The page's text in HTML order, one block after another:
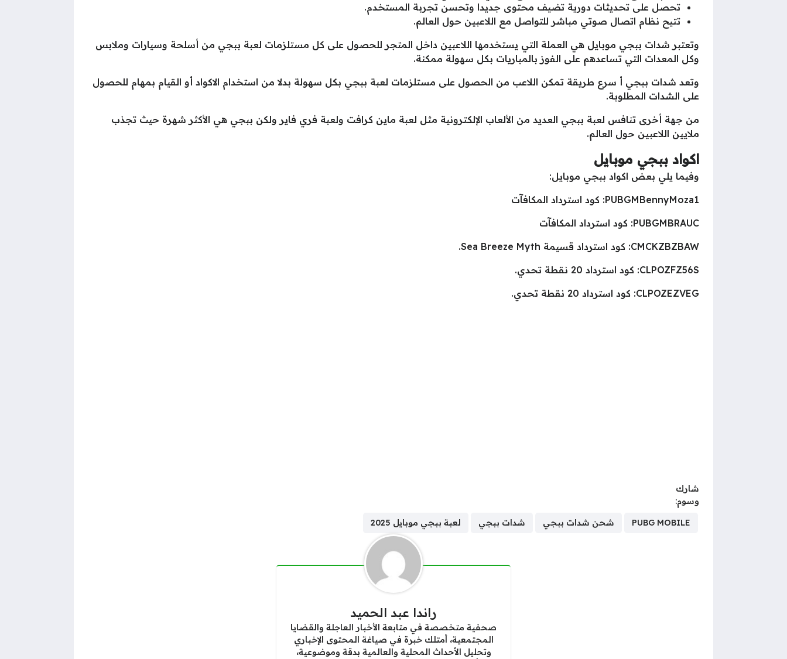
تحصل على تحديثات دورية تضيف محتوى جديدا وتحسن تجربة المستخدم.
تتيح نظام اتصال صوتي مباشر للتواصل مع اللاعبين حول العالم.
وتعتبر شدات ببجي موبايل هي العملة التي يستخدمها اللاعبين داخل المتجر للحصول على كل مستلزمات لعبة ببجي من أسلحة وسيارات وملابس
وكل المعدات التي تساعدهم على الفوز بالمباريات بكل سهولة ممكنة.
وتعد شدات ببجي أ سرع طريقة تمكن اللاعب من الحصول على مستلزمات لعبة ببجي بكل سهولة بدلا من استخدام الاكواد أو القيام بمهام للحصول
على الشدات المطلوبة.
من جهة أخرى تنافس لعبة ببجي العديد من الألعاب الإلكترونية مثل لعبة ماين كرافت ولعبة فري فاير ولكن ببجي هي الأكثر شهرة حيث تجذب
ملايين اللاعبين حول العالم.
اكواد ببجي موبايل
وفيما يلي بعض اكواد ببجي موبايل:
PUBGMBennyMoza1: كود استرداد المكافآت
PUBGMBRAUC: كود استرداد المكافآت
CMCKZBZBAW: كود استرداد قسيمة Sea Breeze Myth.
CLPOZFZ56S: كود استرداد 20 نقطة تحدي.
CLPOZEZVEG: كود استرداد 20 نقطة تحدي.
شارك
وسوم:
PUBG MOBILE شحن شدات ببجي شدات ببجي لعبة ببجي موبايل 2025
راندا عبد الحميد
صحفية متخصصة في متابعة الأخبار العاجلة والقضايا
المجتمعية، أمتلك خبرة في صياغة المحتوى الإخباري
وتحليل الأحداث المحلية والعالمية بدقة وموضوعية،